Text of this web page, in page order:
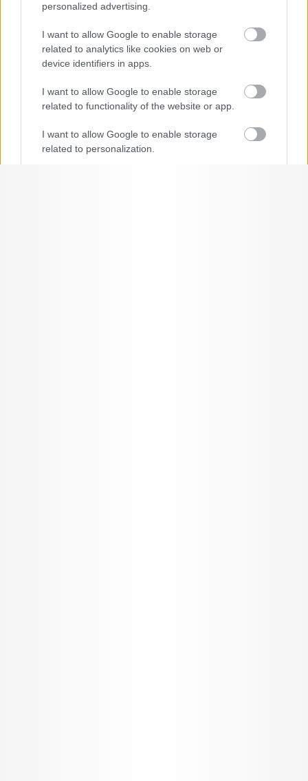
personalized advertising.
I want to allow Google to enable storage
related to analytics like cookies on web or
device identifiers in apps.
I want to allow Google to enable storage
related to functionality of the website or app.
I want to allow Google to enable storage
related to personalization.